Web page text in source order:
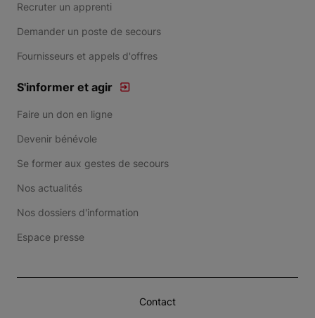
Recruter un apprenti
Demander un poste de secours
Fournisseurs et appels d'offres
S'informer et agir
Faire un don en ligne
Devenir bénévole
Se former aux gestes de secours
Nos actualités
Nos dossiers d'information
Espace presse
Contact